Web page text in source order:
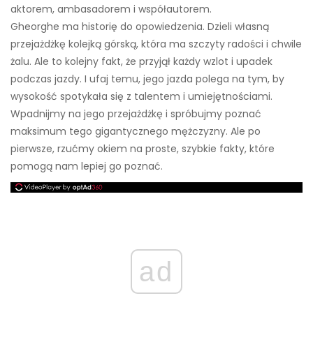
aktorem, ambasadorem i współautorem.
Gheorghe ma historię do opowiedzenia. Dzieli własną
przejażdżkę kolejką górską, która ma szczyty radości i chwile
żalu. Ale to kolejny fakt, że przyjął każdy wzlot i upadek
podczas jazdy. I ufaj temu, jego jazda polega na tym, by
wysokość spotykała się z talentem i umiejętnościami.
Wpadnijmy na jego przejażdżkę i spróbujmy poznać
maksimum tego gigantycznego mężczyzny. Ale po
pierwsze, rzućmy okiem na proste, szybkie fakty, które
pomogą nam lepiej go poznać.
ad